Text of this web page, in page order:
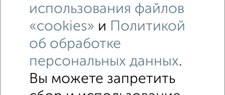
Гараж, 18 м²
250 000₽ 13 900₽ за м²
Орджоникидзевский район, Рыбакова 13
Собственник, 16.04.2023
использования файлов
«cookies» и Политикой
об обработке
персональных данных.
Вы можете запретить